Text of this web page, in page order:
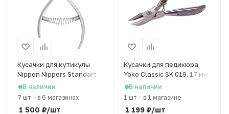
Кусачки для кутикулы
Nippon Nippers Standart
NS-02S-6 японская сталь,
6 мм
В наличии
7 шт - в 6 магазинах
1 500 ₽/шт
Кусачки для педикюра
Yoko Classic SK 019, 17 мм
В наличии
1 шт - в 1 магазине
1 199 ₽/шт